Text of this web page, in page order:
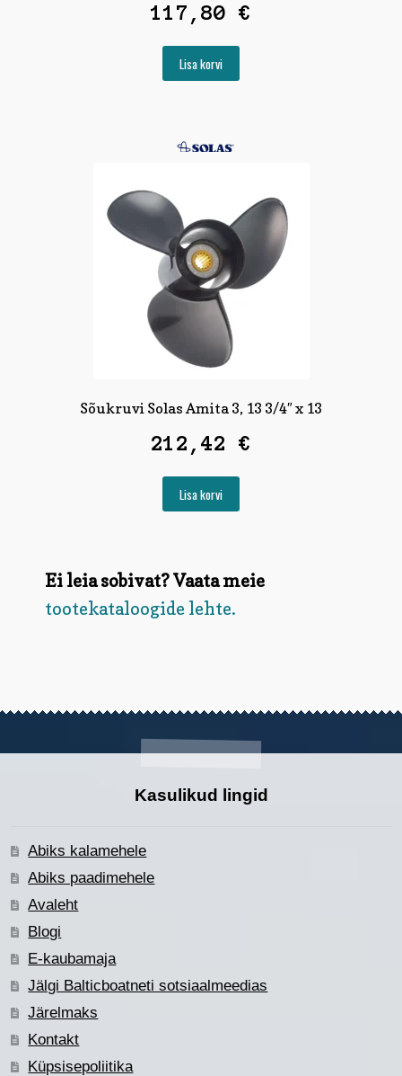
117,80 €
Lisa korvi
Sõukruvi Solas Amita 3, 13 3/4″ x 13
212,42 €
Lisa korvi
Ei leia sobivat? Vaata meie
tootekataloogide lehte.
Kasulikud lingid
Abiks kalamehele
Abiks paadimehele
Avaleht
Blogi
E-kaubamaja
Jälgi Balticboatneti sotsiaalmeedias
Järelmaks
Kontakt
Küpsisepoliitika